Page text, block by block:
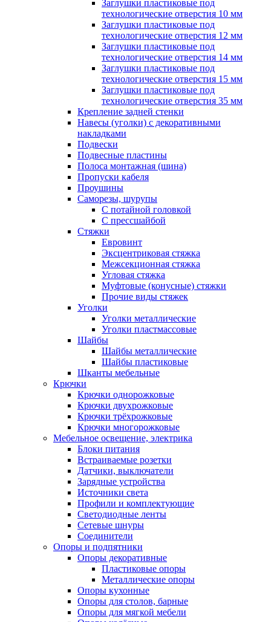
Заглушки пластиковые под
технологические отверстия 10 мм
Заглушки пластиковые под
технологические отверстия 12 мм
Заглушки пластиковые под
технологические отверстия 14 мм
Заглушки пластиковые под
технологические отверстия 15 мм
Заглушки пластиковые под
технологические отверстия 35 мм
Крепление задней стенки
Навесы (уголки) с декоративными
накладками
Подвески
Подвесные пластины
Полоса монтажная (шина)
Пропуски кабеля
Проушины
Саморезы, шурупы
С потайной головкой
С прессшайбой
Стяжки
Евровинт
Эксцентриковая стяжка
Межсекционная стяжка
Угловая стяжка
Муфтовые (конусные) стяжки
Прочие виды стяжек
Уголки
Уголки металлические
Уголки пластмассовые
Шайбы
Шайбы металлические
Шайбы пластиковые
Шканты мебельные
Крючки
Крючки однорожковые
Крючки двухрожковые
Крючки трёхрожковые
Крючки многорожковые
Мебельное освещение, электрика
Блоки питания
Встраиваемые розетки
Датчики, выключатели
Зарядные устройства
Источники света
Профили и комплектующие
Светодиодные ленты
Сетевые шнуры
Соединители
Опоры и подпятники
Опоры декоративные
Пластиковые опоры
Металлические опоры
Опоры кухонные
Опоры для столов, барные
Опоры для мягкой мебели